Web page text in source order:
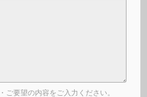
ご要望の内容をご入力ください。